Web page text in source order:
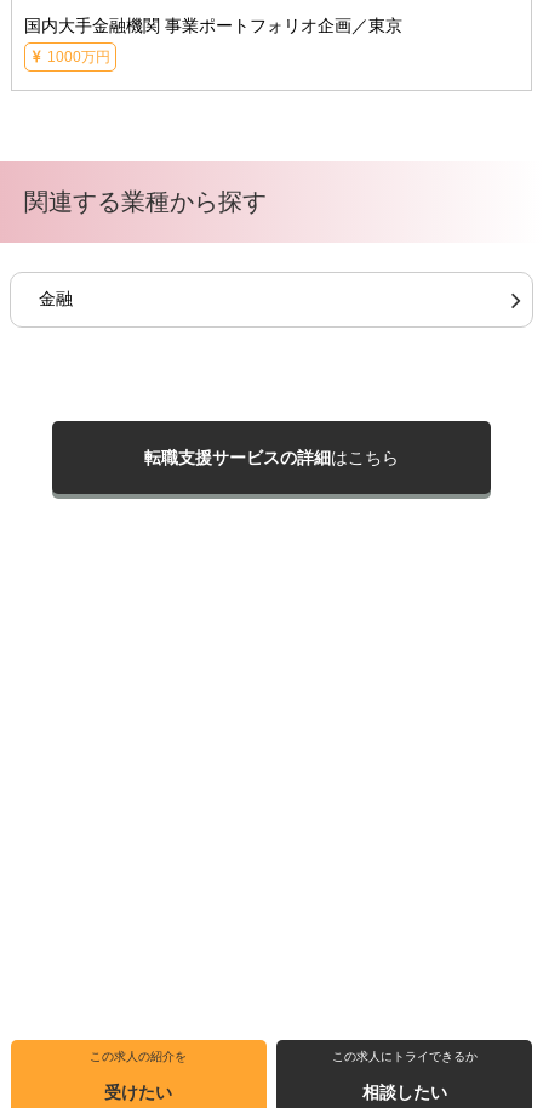
この求人の紹介を
受けたい
この求人にトライできるか
相談したい
国内大手金融機関 事業ポートフォリオ企画／東京
1000万円
関連する業種から探す
金融
転職支援サービスの詳細はこちら